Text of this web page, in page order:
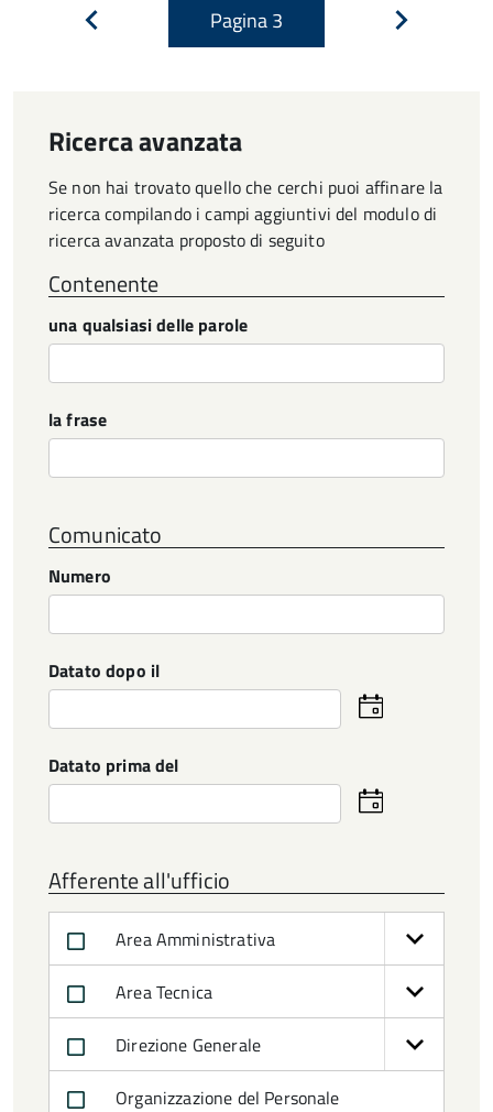
Pagina3
Ricerca avanzata
Se non hai trovato quello che cerchi puoi affinare la
ricerca compilando i campi aggiuntivi del modulo di
ricerca avanzata proposto di seguito
Contenente
una qualsiasi delle parole
la frase
Comunicato
Numero
Datato dopo il
Seleziona
la
Datato prima del
Seleziona
la
Afferente all'ufficio
Area Amministrativa
Area Tecnica
Direzione Generale
Organizzazione del Personale